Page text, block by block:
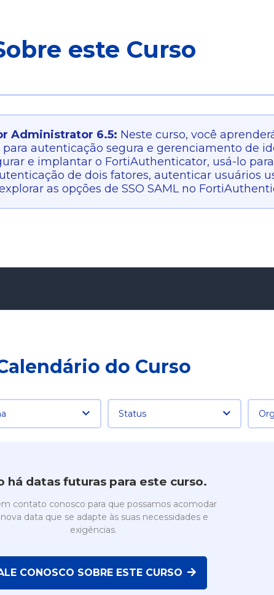
este Curso
Administrator 6.5: Neste curso, você
autenticação segura e gerenciamento de
e implantar o FortiAuthenticator, usá-lo
de dois fatores, autenticar usuários
as opções de SSO SAML no
do Curso
Status
há datas futuras para este curso.
contato conosco para que possamos acomodar
data que se adapte às suas necessidades e
exigências.
CONOSCO SOBRE ESTE CURSO